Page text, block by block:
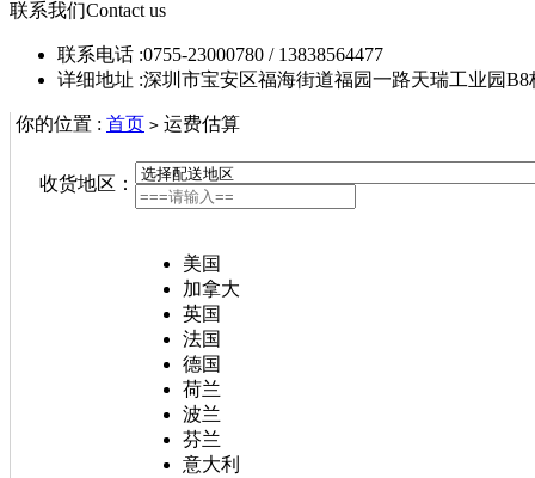
联系我们Contact us
联系电话 :0755-23000780 / 13838564477
详细地址 :深圳市宝安区福海街道福园一路天瑞工业园B8
你的位置 : 首页 > 运费估算
收货地区：
美国
加拿大
英国
法国
德国
荷兰
波兰
芬兰
意大利